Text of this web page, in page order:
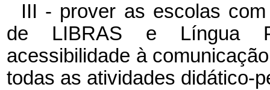
III - prover as escolas
de LIBRAS e Língua
acessibilidade à
todas as atividades didático-